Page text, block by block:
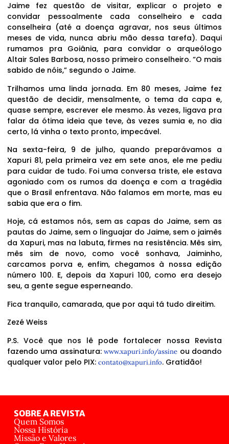
Jaime fez questão de visitar, explicar o projeto e
convidar pessoalmente cada conselheiro e cada
conselheira (até a doença agravar, nos seus últimos
meses de vida, nunca abriu mão dessa tarefa). Daqui
rumamos pra Goiânia, para convidar o arqueólogo
Altair Sales Barbosa, nosso primeiro conselheiro. “O mais
sabido de nóis,” segundo o Jaime.
Trilhamos uma linda jornada. Em 80 meses, Jaime fez
questão de decidir, mensalmente, o tema da capa e,
quase sempre, escrever ele mesmo. Às vezes, ligava pra
falar da ótima ideia que teve, às vezes sumia e, no dia
certo, lá vinha o texto pronto, impecável.
Na sexta-feira, 9 de julho, quando preparávamos a
Xapuri 81, pela primeira vez em sete anos, ele me pediu
para cuidar de tudo. Foi uma conversa triste, ele estava
agoniado com os rumos da doença e com a tragédia
que o Brasil enfrentava. Não falamos em morte, mas eu
sabia que era o fim.
Hoje, cá estamos nós, sem as capas do Jaime, sem as
pautas do Jaime, sem o linguajar do Jaime, sem o jaimês
da Xapuri, mas na labuta, firmes na resistência. Mês sim,
mês sim de novo, como você sonhava, Jaiminho,
carcamos porva e, enfim, chegamos à nossa edição
número 100. E, depois da Xapuri 100, como era desejo
seu, a gente segue esperneando.
Fica tranquilo, camarada, que por aqui tá tudo direitim.
Zezé Weiss
P.S. Você que nos lê pode fortalecer nossa Revista
fazendo uma assinatura:www.xapuri.info/assine ou doando
qualquer valor pelo PIX: contato@xapuri.info. Gratidão!
SOBRE A REVISTA
Quem Somos
Nossa História
Missão e Valores